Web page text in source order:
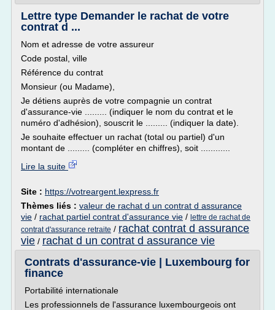
Lettre type Demander le rachat de votre
contrat d ...
Nom et adresse de votre assureur
Code postal, ville
Référence du contrat
Monsieur (ou Madame),
Je détiens auprès de votre compagnie un contrat
d'assurance-vie ......... (indiquer le nom du contrat et le
numéro d'adhésion), souscrit le ......... (indiquer la date).
Je souhaite effectuer un rachat (total ou partiel) d'un
montant de ......... (compléter en chiffres), soit ............
Lire la suite
Site : https://votreargent.lexpress.fr
Thèmes liés : valeur de rachat d un contrat d assurance
vie / rachat partiel contrat d'assurance vie / lettre de rachat de
contrat d'assurance retraite / rachat contrat d assurance
vie / rachat d un contrat d assurance vie
Contrats d'assurance-vie | Luxembourg for
finance
Portabilité internationale
Les professionnels de l'assurance luxembourgeois ont